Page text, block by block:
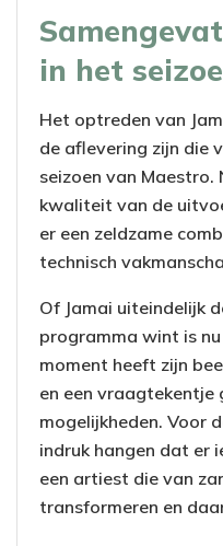
in het
Het optreden van
de aflevering zijn die
seizoen van
kwaliteit van de
er een zeldzame
technisch
Of Jamai uiteindelijk
programma wint is
moment heeft zijn
en een vraagtekentje
mogelijkheden. Voor
indruk hangen dat er
een artiest die van
transformeren en